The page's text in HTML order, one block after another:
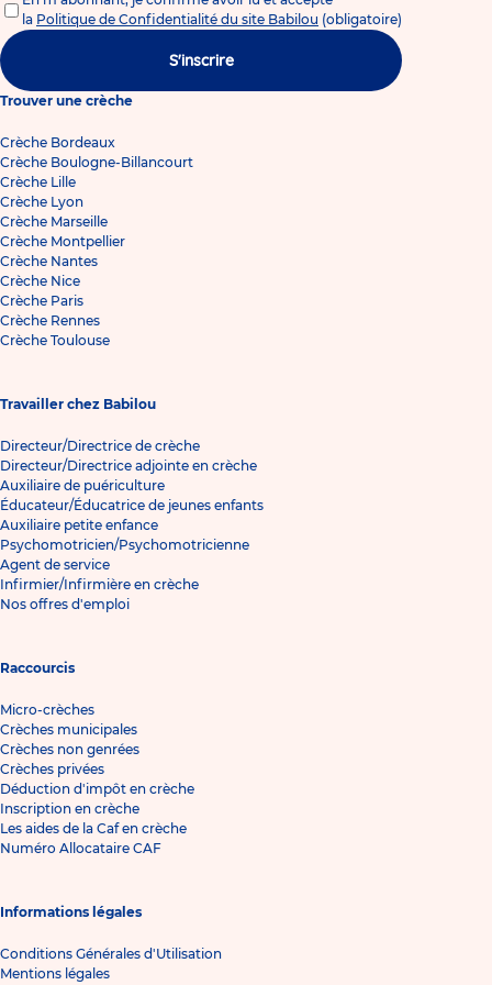
la Politique de Confidentialité du site Babilou (obligatoire)
S'inscrire
Trouver une crèche
Crèche Bordeaux
Crèche Boulogne-Billancourt
Crèche Lille
Crèche Lyon
Crèche Marseille
Crèche Montpellier
Crèche Nantes
Crèche Nice
Crèche Paris
Crèche Rennes
Crèche Toulouse
Travailler chez Babilou
Directeur/Directrice de crèche
Directeur/Directrice adjointe en crèche
Auxiliaire de puériculture
Éducateur/Éducatrice de jeunes enfants
Auxiliaire petite enfance
Psychomotricien/Psychomotricienne
Agent de service
Infirmier/Infirmière en crèche
Nos offres d'emploi
Raccourcis
Micro-crèches
Crèches municipales
Crèches non genrées
Crèches privées
Déduction d'impôt en crèche
Inscription en crèche
Les aides de la Caf en crèche
Numéro Allocataire CAF
Informations légales
Conditions Générales d'Utilisation
Mentions légales